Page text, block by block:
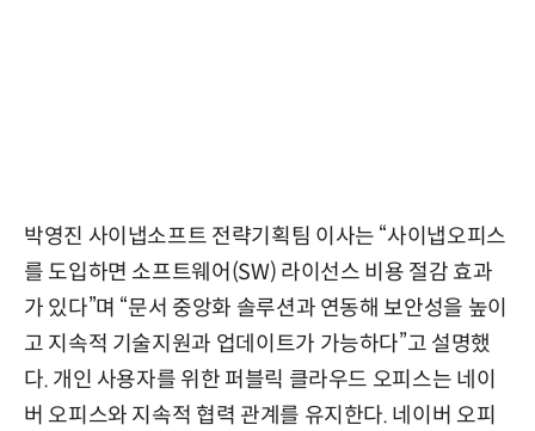
박영진 사이냅소프트 전략기획팀 이사는 “사이냅오피스
를 도입하면 소프트웨어(SW) 라이선스 비용 절감 효과
가 있다”며 “문서 중앙화 솔루션과 연동해 보안성을 높이
고 지속적 기술지원과 업데이트가 가능하다”고 설명했
다. 개인 사용자를 위한 퍼블릭 클라우드 오피스는 네이
버 오피스와 지속적 협력 관계를 유지한다. 네이버 오피